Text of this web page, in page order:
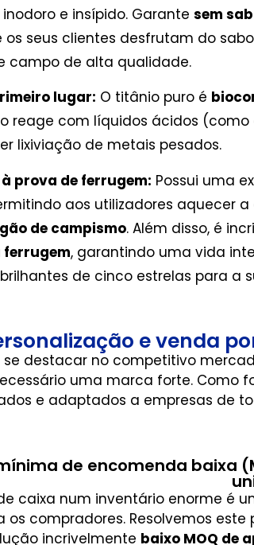
e insípido. Garante sem
seus clientes desfrutam do
campo de alta qualidade.
lugar: O titânio puro é
reage com líquidos ácidos
lixiviação de metais pesados.
prova de ferrugem: Possui uma
aos utilizadores aquecer
de campismo. Além disso, é
ferrugem, garantindo uma vida
de cinco estrelas para a
e venda
destacar no competitivo
uma marca forte. Como
e adaptados a empresas de
de encomenda baixa
caixa num inventário enorme é
os compradores. Resolvemos este
incrivelmente baixo MOQ de